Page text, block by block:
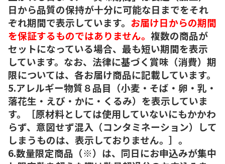
日から品質の保持が十分に可能な日までをそれ
ぞれ期間で表示しています。 お届け日からの期間
を保証するものではありません。 複数の商品が
セットになっている場合、最も短い期間を表示
しています。なお、法律に基づく賞味（消費）期
限については、各お届け商品に記載しています。
5.アレルギー物質８品目（小麦・そば・卵・乳・
落花生・えび・かに・くるみ）を表示していま
す。［原材料としては使用していないにもかかわ
らず、意図せず混入（コンタミネーション）して
しまうものは、表示しておりません。］。
6.数量限定商品（※）は、同日にお申込みが集中